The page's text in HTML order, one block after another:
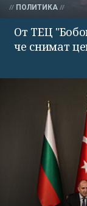
ПОЛИТИКА
От ТЕЦ
че снимат